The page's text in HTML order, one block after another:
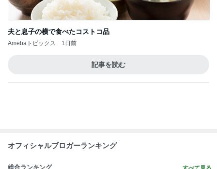
夫と息子の横で食べたコストコ品
Amebaトピックス 1日前
記事を読む
オフィシャルブロガーランキング
総合ランキング